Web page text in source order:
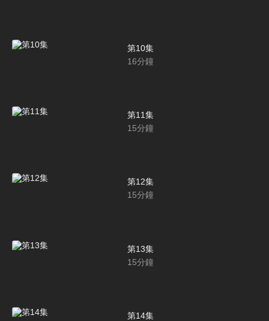
第10集
16分鐘
第11集
15分鐘
第12集
15分鐘
第13集
15分鐘
第14集